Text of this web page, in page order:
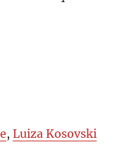
,Luiza Kosovski